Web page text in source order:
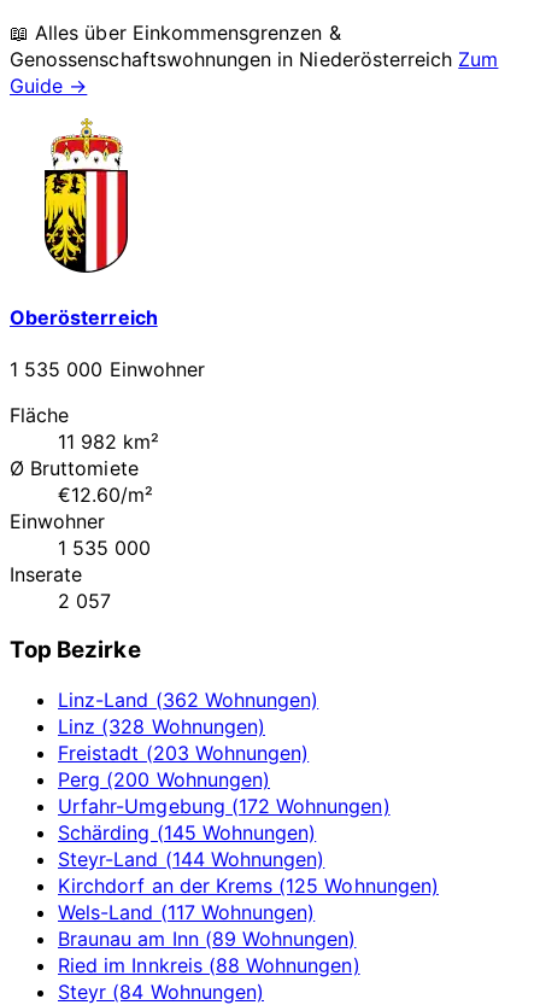
📖 Alles über Einkommensgrenzen &
Genossenschaftswohnungen in Niederösterreich Zum
Guide →
Oberösterreich
1 535 000 Einwohner
Fläche
11 982 km²
Ø Bruttomiete
€12.60/m²
Einwohner
1 535 000
Inserate
2 057
Top Bezirke
Linz-Land (362 Wohnungen)
Linz (328 Wohnungen)
Freistadt (203 Wohnungen)
Perg (200 Wohnungen)
Urfahr-Umgebung (172 Wohnungen)
Schärding (145 Wohnungen)
Steyr-Land (144 Wohnungen)
Kirchdorf an der Krems (125 Wohnungen)
Wels-Land (117 Wohnungen)
Braunau am Inn (89 Wohnungen)
Ried im Innkreis (88 Wohnungen)
Steyr (84 Wohnungen)